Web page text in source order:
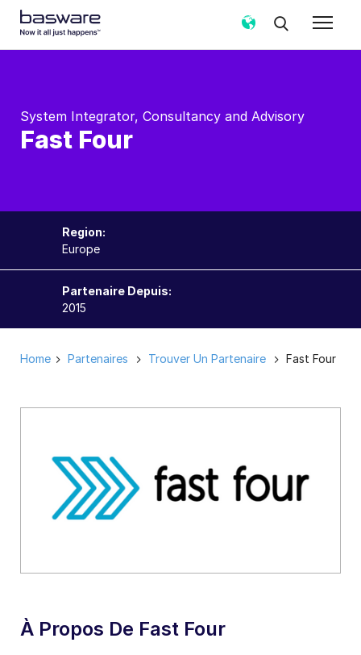
System Integrator, Consultancy and Advisory
Fast Four
Region:
Europe
Partenaire Depuis:
2015
Home Partenaires Trouver Un Partenaire Fast Four
À Propos De Fast Four